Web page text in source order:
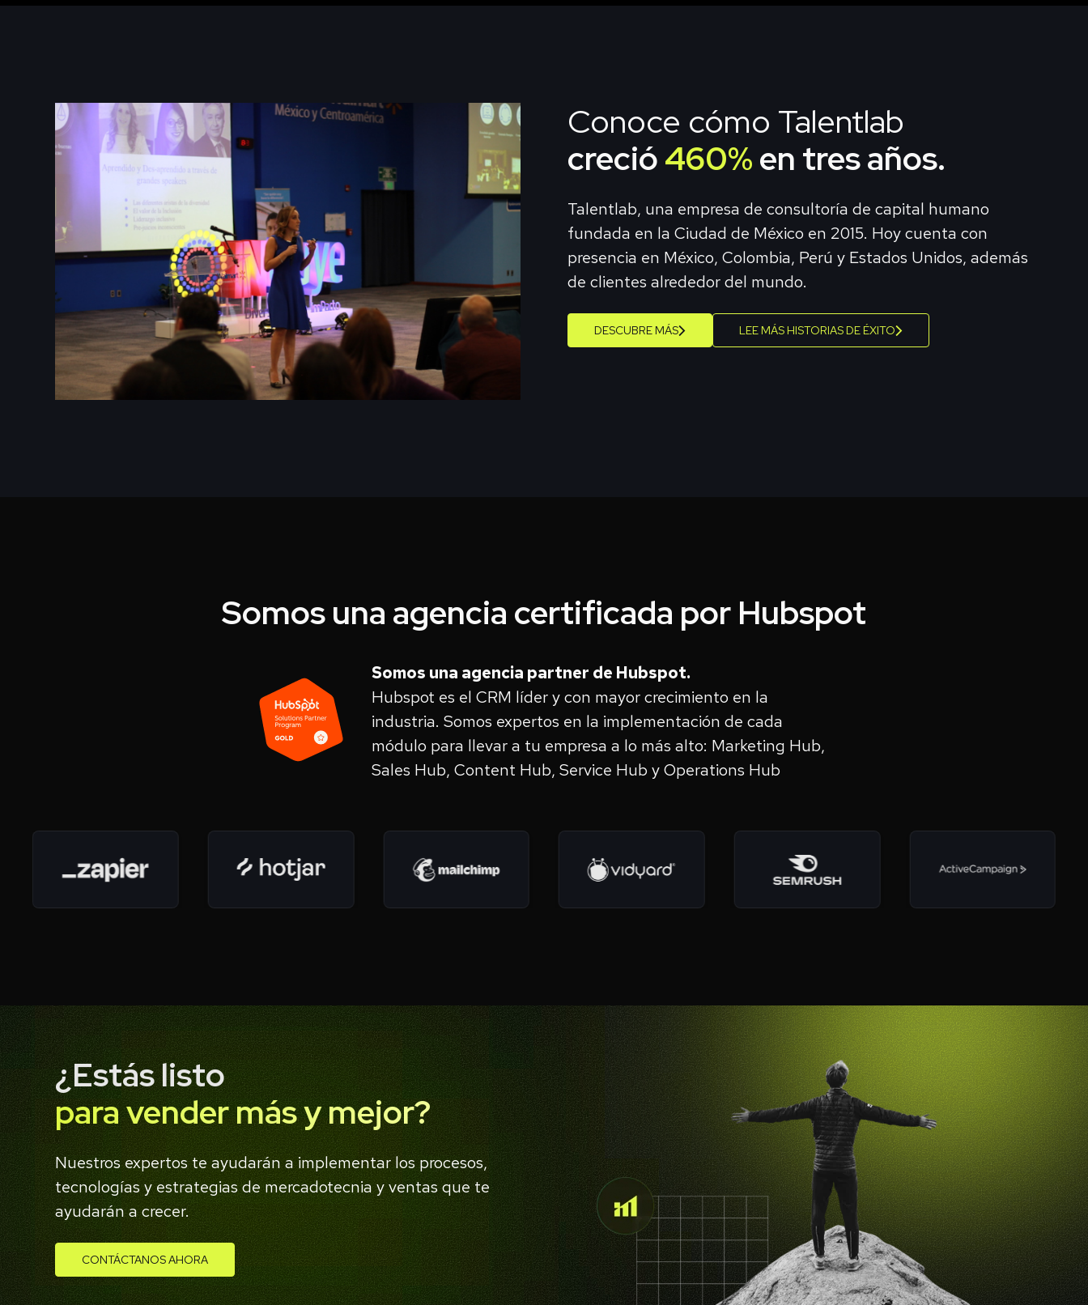
Conoce cómo Talentlab
creció460%en tres años.
Talentlab, una empresa de consultoría de capital humano
fundada en la Ciudad de México en 2015. Hoy cuenta con
presencia en México, Colombia, Perú y Estados Unidos, además
de clientes alrededor del mundo.
DESCUBRE MÁS LEE MÁS HISTORIAS DE ÉXITO
Somos una agencia certificada por Hubspot
Somos una agencia partner de Hubspot.
Hubspot es el CRM líder y con mayor crecimiento en la
industria. Somos expertos en la implementación de cada
módulo para llevar a tu empresa a lo más alto: Marketing Hub,
Sales Hub, Content Hub, Service Hub y Operations Hub
¿Estás listo
para vender más y mejor?
Nuestros expertos te ayudarán a implementar los procesos,
tecnologías y estrategias de mercadotecnia y ventas que te
ayudarán a crecer.
CONTÁCTANOS AHORA